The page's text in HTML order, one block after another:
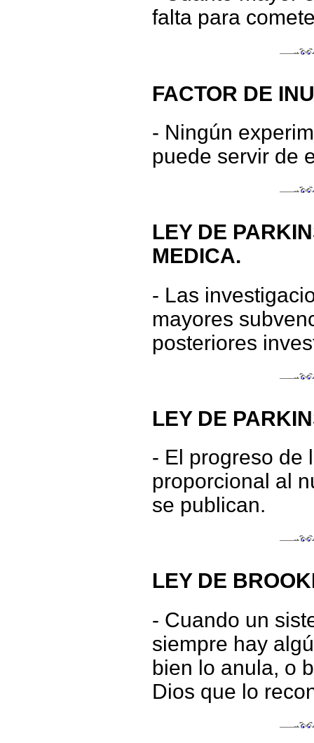
falta para
FACTOR DE
- Ningún
puede servir de
LEY DE
MEDICA.
- Las
mayores
posteriores
LEY DE
- El progreso de
proporcional al
se publican.
LEY DE
- Cuando un
siempre hay
bien lo anula, o
Dios que lo